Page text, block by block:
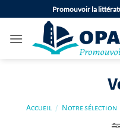
au
contenu
Promouvoir la
Accueil / Notre sélection